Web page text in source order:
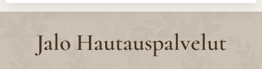
Jalo Hautauspalvelut